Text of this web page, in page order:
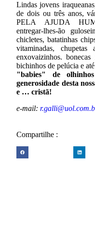
Lindas jovens
de dois ou três anos,
PELA AJUDA
entregar-lhes-ão
chicletes, batatinhas
vitaminadas, chupetas
enxovaizinhos.
bichinhos de pelúcia e
"babies" de
generosidade desta
e … cristã!
e-mail:
Compartilhe :